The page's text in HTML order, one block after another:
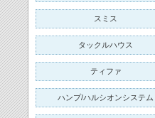
スミス
タックルハウス
ティファ
ハンプ/ハルシオンシステム